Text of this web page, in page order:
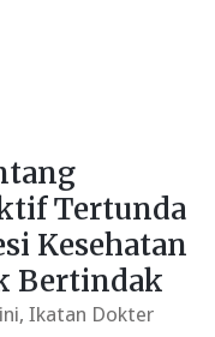
Tertunda
Kesehatan
Bertindak
Ikatan Dokter